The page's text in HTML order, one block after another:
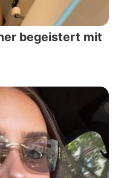
begeistert mit